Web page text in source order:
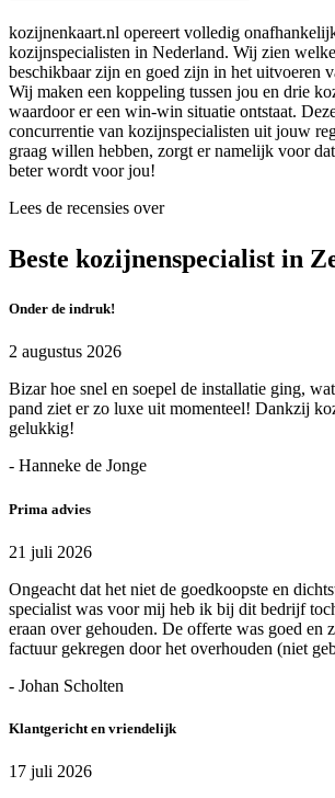
kozijnenkaart.nl opereert volledig
kozijnspecialisten in Nederland. Wij zien
beschikbaar zijn en goed zijn in het uitvoeren
Wij maken een koppeling tussen jou en drie
waardoor er een win-win situatie ontstaat.
concurrentie van kozijnspecialisten uit jouw
graag willen hebben, zorgt er namelijk voor
beter wordt voor jou!
Lees de recensies over
Beste kozijnenspecialist in
Onder de indruk!
2 augustus 2026
Bizar hoe snel en soepel de installatie ging,
pand ziet er zo luxe uit momenteel! Dankzij
gelukkig!
- Hanneke de Jonge
Prima advies
21 juli 2026
Ongeacht dat het niet de goedkoopste en
specialist was voor mij heb ik bij dit bedrijf
eraan over gehouden. De offerte was goed en
factuur gekregen door het overhouden (niet
- Johan Scholten
Klantgericht en vriendelijk
17 juli 2026